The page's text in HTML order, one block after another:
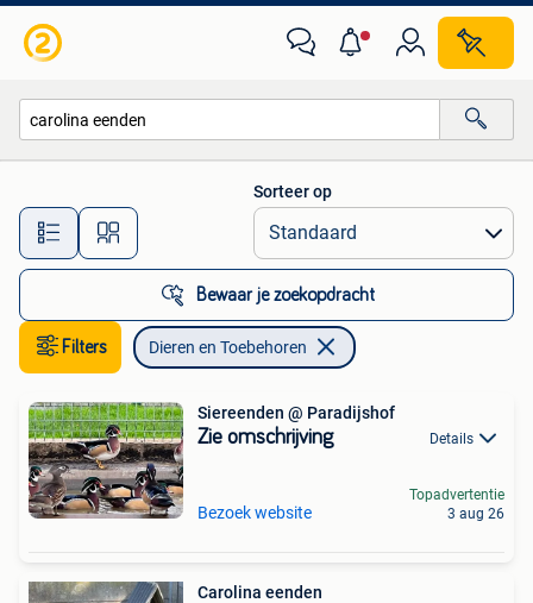
Alle afstanden…
Sorteer op
Bewaar je zoekopdracht
Filters Dieren en Toebehoren
Siereenden @ Paradijshof
Zie omschrijving Details
Bezoek website
Topadvertentie
3 aug 26
Carolina eenden